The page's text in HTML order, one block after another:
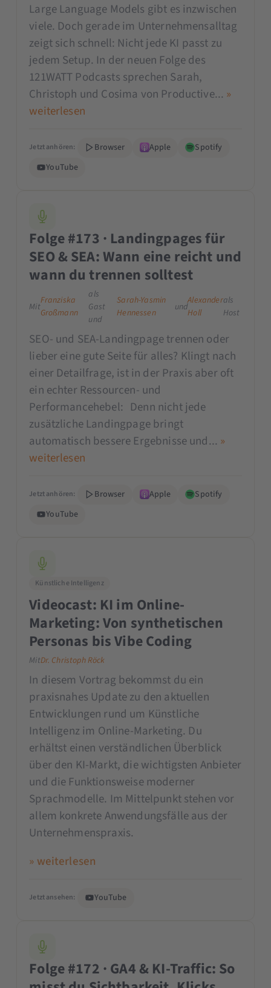
Large Language Models gibt es inzwischen
viele. Doch gerade im Unternehmensalltag
zeigt sich schnell: Nicht jede KI passt zu
jedem Setup. In der neuen Folge des
121WATT Podcasts sprechen Sarah,
Christoph und Cosima von Productive... »
weiterlesen
Jetzt anhören: Browser Apple
Spotify
YouTube
Folge #173 · Landingpages für
SEO & SEA: Wann eine reicht und
wann du trennen solltest
Mit
Franziska
Großmann
als
Gast
und
Sarah-Yasmin
Hennessen
und
Alexander
Holl
als
Host
SEO- und SEA-Landingpage trennen oder
lieber eine gute Seite für alles? Klingt nach
einer Detailfrage, ist in der Praxis aber oft
ein echter Ressourcen- und
Performancehebel: Denn nicht jede
zusätzliche Landingpage bringt
automatisch bessere Ergebnisse und... »
weiterlesen
Jetzt anhören: Browser Apple
Spotify
YouTube
Künstliche Intelligenz
Videocast: KI im Online-
Marketing: Von synthetischen
Personas bis Vibe Coding
MitDr. Christoph Röck
In diesem Vortrag bekommst du ein
praxisnahes Update zu den aktuellen
Entwicklungen rund um Künstliche
Intelligenz im Online-Marketing. Du
erhältst einen verständlichen Überblick
über den KI-Markt, die wichtigsten Anbieter
und die Funktionsweise moderner
Sprachmodelle. Im Mittelpunkt stehen vor
allem konkrete Anwendungsfälle aus der
Unternehmenspraxis.
» weiterlesen
Jetzt ansehen: YouTube
Folge #172 · GA4 & KI-Traffic: So